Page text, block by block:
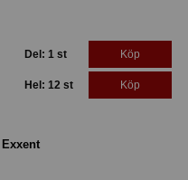
Del: 1 st Köp
Hel: 12 st Köp